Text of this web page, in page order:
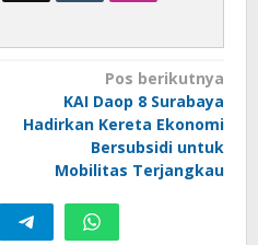
Pos berikutnya
KAI Daop 8 Surabaya
Hadirkan Kereta Ekonomi
Bersubsidi untuk
Mobilitas Terjangkau